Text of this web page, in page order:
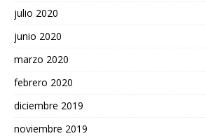
julio 2020
junio 2020
marzo 2020
febrero 2020
diciembre 2019
noviembre 2019